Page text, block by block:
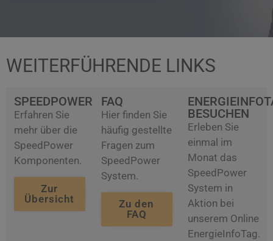
WEITERFÜHRENDE LINKS
SPEEDPOWER
Erfahren Sie
mehr über die
SpeedPower
Komponenten.
Zur
Übersicht
FAQ
Hier finden Sie
häufig gestellte
Fragen zum
SpeedPower
System.
Zu den
FAQ
BESUCHEN
Erleben Sie
einmal im
Monat das
SpeedPower
System in
Aktion bei
unserem Online
EnergieInfoTag.